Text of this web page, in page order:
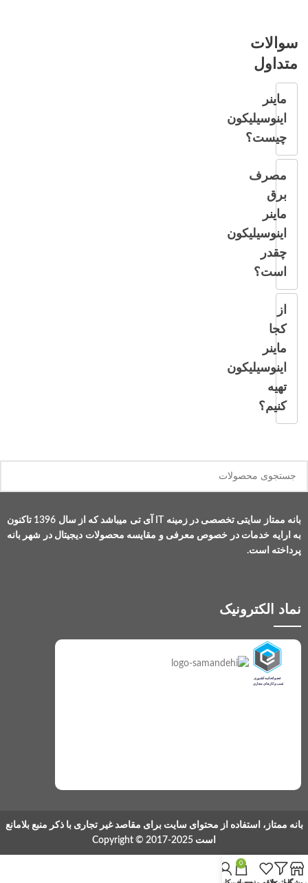
سوالات
متداول
ماینر
اینوسیلیکون
چیست؟
مصرف
برق
ماینر
اینوسیلیکون
چقدر
است؟
از
کجا
ماینر
اینوسیلیکون
تهیه
کنیم؟
بانه ممتاز سایتی تخصصی در زمینه IT آی تی میباشد که از سال 1396 تاکنون
به ارایه خدمات در خصوص معرفی و مقایسه محصولات دیجیتال در شهر بانه
پرداخته است.
نماد الکترونیک
بانه ممتاز، استفاده از محتوای سایت برای مقاصد غیر تجاری با ذکر منبع بلامانع
است Copyright © 2017-2025
0